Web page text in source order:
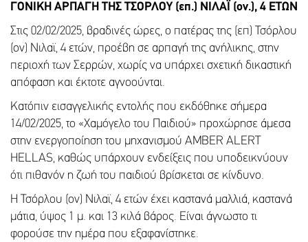
ΓΟΝΙΚΗ ΑΡΠΑΓΗ ΤΗΣ ΤΣΟΡΛΟΥ (επ.) ΝΙΛΑΪ (ον.), 4 EΤΩΝ
Στις 02/02/2025, βραδινές ώρες, ο πατέρας της (επ) Τσόρλου
(ον) Νιλαϊ, 4 ετών, προέβη σε αρπαγή της ανήλικης, στην
περιοχή των Σερρών, χωρίς να υπάρχει σχετική δικαστική
απόφαση και έκτοτε αγνοούνται.
Κατόπιν εισαγγελικής εντολής που εκδόθηκε σήμερα
14/02/2025, το «Χαμόγελο του Παιδιού» προχώρησε άμεσα
στην ενεργοποίηση του μηχανισμού AMBER ALERT
HELLAS, καθώς υπάρχουν ενδείξεις που υποδεικνύουν
ότι πιθανόν η ζωή του παιδιού βρίσκεται σε κίνδυνο.
Η Τσόρλου (ον) Νιλαϊ, 4 ετών έχει καστανά μαλλιά, καστανά
μάτια, ύψος 1 μ. και 13 κιλά βάρος. Είναι άγνωστο τι
φορούσε την ημέρα που εξαφανίστηκε.